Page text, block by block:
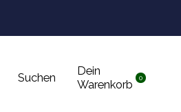
Suchen
Dein
Warenkorb
0items